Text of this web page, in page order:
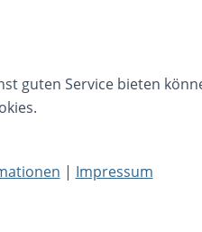
guten Service bieten
| Impressum